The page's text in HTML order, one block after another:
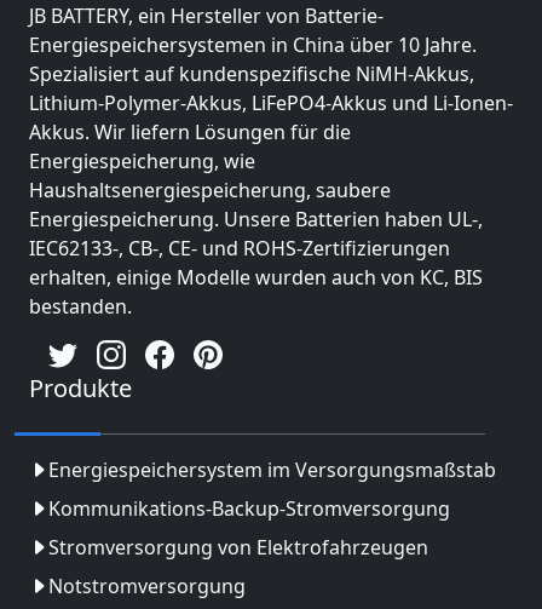
JB BATTERY, ein Hersteller von Batterie-
Energiespeichersystemen in China über 10 Jahre.
Spezialisiert auf kundenspezifische NiMH-Akkus,
Lithium-Polymer-Akkus, LiFePO4-Akkus und Li-Ionen-
Akkus. Wir liefern Lösungen für die
Energiespeicherung, wie
Haushaltsenergiespeicherung, saubere
Energiespeicherung. Unsere Batterien haben UL-,
IEC62133-, CB-, CE- und ROHS-Zertifizierungen
erhalten, einige Modelle wurden auch von KC, BIS
bestanden.
Produkte
Energiespeichersystem im Versorgungsmaßstab
Kommunikations-Backup-Stromversorgung
Stromversorgung von Elektrofahrzeugen
Notstromversorgung